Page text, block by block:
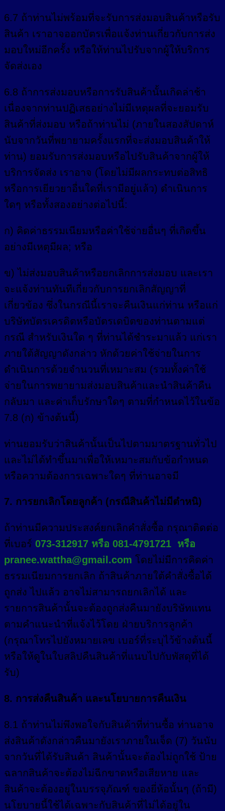
6.7 ถ้าท่านไม่พร้อมที่จะรับการส่งมอบสินค้าหรือรับ
สินค้า เราอาจออกบัตรเพื่อแจ้งท่านเกี่ยวกับการส่ง
มอบใหม่อีกครั้ง หรือให้ท่านไปรับจากผู้ให้บริการ
จัดส่งเอง
6.8 ถ้าการส่งมอบหรือการรับสินค้านั้นเกิดล่าช้า
เนื่องจากท่านปฏิเสธอย่างไม่มีเหตุผลที่จะยอมรับ
สินค้าที่ส่งมอบ หรือถ้าท่านไม่ (ภายในสองสัปดาห์
นับจากวันที่พยายามครั้งแรกที่จะส่งมอบสินค้าให้
ท่าน) ยอมรับการส่งมอบหรือไปรับสินค้าจากผู้ให้
บริการจัดส่ง เราอาจ (โดยไม่มีผลกระทบต่อสิทธิ
หรือการเยียวยาอื่นใดที่เรามีอยู่แล้ว) ดำเนินการ
ใดๆ หรือทั้งสองอย่างต่อไปนี้:
ก) คิดค่าธรรมเนียมหรือค่าใช้จ่ายอื่นๆ ที่เกิดขึ้น
อย่างมีเหตุมีผล; หรือ
ข) ไม่ส่งมอบสินค้าหรือยกเลิกการส่งมอบ และเรา
จะแจ้งท่านทันทีเกี่ยวกับการยกเลิกสัญญาที่
เกี่ยวข้อง ซึ่งในกรณีนี้เราจะคืนเงินแก่ท่าน หรือแก่
บริษัทบัตรเครดิตหรือบัตรเดบิตของท่านตามแต่
กรณี สำหรับเงินใด ๆ ที่ท่านได้ชำระมาแล้ว แก่เรา
ภายใต้สัญญาดังกล่าว หักด้วยค่าใช้จ่ายในการ
ดำเนินการด้วยจำนวนที่เหมาะสม (รวมทั้งค่าใช้
จ่ายในการพยายามส่งมอบสินค้าและนำสินค้าคืน
กลับมา และค่าเก็บรักษาใดๆ ตามที่กำหนดไว้ในข้อ
7.8 (ก) ข้างต้นนี้)
ท่านยอมรับว่าสินค้านั้นเป็นไปตามมาตรฐานทั่วไป
และไม่ได้ทำขึ้นมาเพื่อให้เหมาะสมกับข้อกำหนด
หรือความต้องการเฉพาะใดๆ ที่ท่านอาจมี
7. การยกเลิกโดยลูกค้า (กรณีสินค้าไม่มีตำหนิ)
ถ้าท่านมีความประสงค์ยกเลิกคำสั่งซื้อ กรุณาติดต่อ
ที่เบอร์ 073-312917 หรือ 081-4791721 หรือ
pranee.wattha@gmail.com โดยไม่มีการคิดค่า
ธรรมเนียมการยกเลิก ถ้าสินค้าภายใต้คำสั่งซื้อได้
ถูกส่ง ไปแล้ว อาจไม่สามารถยกเลิกได้ และ
รายการสินค้านั้นจะต้องถูกส่งคืนมายังบริษัทแทน
ตามคำแนะนำที่แจ้งไว้โดย ฝ่ายบริการลูกค้า
(กรุณาโทรไปยังหมายเลข เบอร์ที่ระบุไว้ข้างต้นนี้
หรือให้ดูในใบสลิปคืนสินค้าที่แนบไปกับพัสดุที่ได้
รับ)
8. การส่งคืนสินค้า และนโยบายการคืนเงิน
8.1 ถ้าท่านไม่พึงพอใจกับสินค้าที่ท่านซื้อ ท่านอาจ
ส่งสินค้าดังกล่าวคืนมายังเราภายในเจ็ด (7) วันนับ
จากวันที่ได้รับสินค้า สินค้านั้นจะต้องไม่ถูกใช้ ป้าย
ฉลากสินค้าจะต้องไม่ฉีกขาดหรือเสียหาย และ
สินค้าจะต้องอยู่ในบรรจุภัณฑ์ ของยี่ห้อนั้นๆ (ถ้ามี)
นโยบายนี้ใช้ได้เฉพาะกับสินค้าที่ไม่ได้อยู่ใน